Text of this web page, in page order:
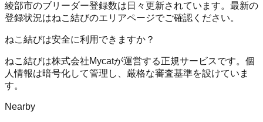
綾部市のブリーダー登録数は日々更新されています。最新の
登録状況はねこ結びのエリアページでご確認ください。
ねこ結びは安全に利用できますか？
ねこ結びは株式会社Mycatが運営する正規サービスです。個
人情報は暗号化して管理し、厳格な審査基準を設けていま
す。
Nearby